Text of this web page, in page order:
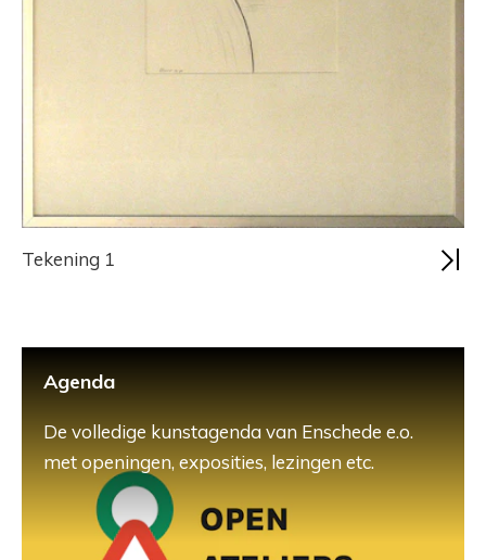
Tekening 1
Agenda
De volledige kunstagenda van Enschede e.o.
met openingen, exposities, lezingen etc.